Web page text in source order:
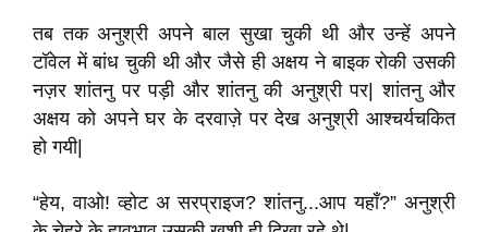
तब तक अनुश्री अपने बाल सुखा चुकी थी और उन्हें अपने
टॉवेल में बांध चुकी थी और जैसे ही अक्षय ने बाइक रोकी उसकी
नज़र शांतनु पर पड़ी और शांतनु की अनुश्री पर| शांतनु और
अक्षय को अपने घर के दरवाज़े पर देख अनुश्री आश्चर्यचकित
हो गयी|
“हेय, वाओ! व्होट अ सरप्राइज? शांतनु...आप यहाँ?” अनुश्री